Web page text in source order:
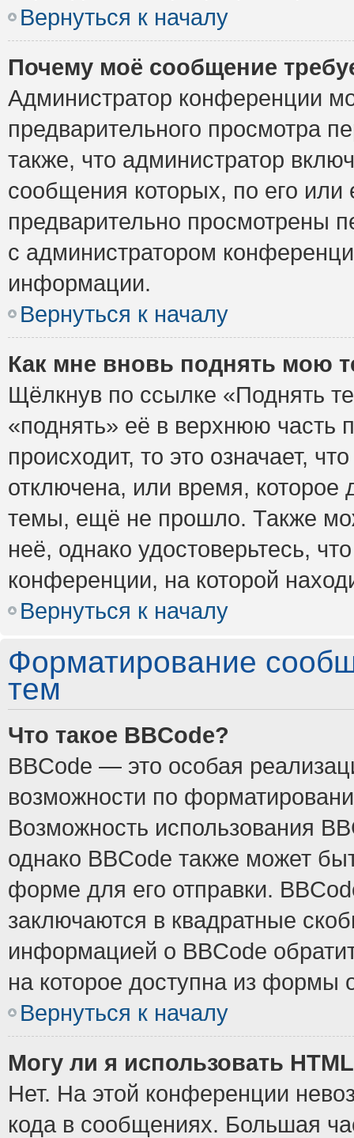
Вернуться к началу
Почему моё сообщение
Администратор конференции
предварительного просмотра
также, что администратор
сообщения которых, по его
предварительно просмотрены
с администратором
информации.
Вернуться к началу
Как мне вновь поднять мою
Щёлкнув по ссылке «Поднять
«поднять» её в верхнюю часть
происходит, то это означает,
отключена, или время, которое
темы, ещё не прошло. Также
неё, однако удостоверьтесь,
конференции, на которой
Вернуться к началу
Форматирование
тем
Что такое BBCode?
BBCode — это особая
возможности по
Возможность использования
однако BBCode также может
форме для его отправки.
заключаются в квадратные
информацией о BBCode
на которое доступна из формы
Вернуться к началу
Могу ли я использовать
Нет. На этой конференции
кода в сообщениях. Большая